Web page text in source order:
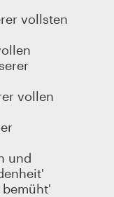
vollsten
vollen
und